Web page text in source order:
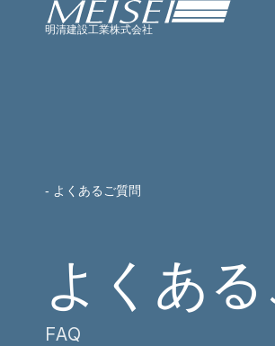
明清建設工業株式会社
- よくあるご質問
よくあ
FAQ